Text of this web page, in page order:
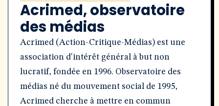
Acrimed, observatoire
des médias
Acrimed (Action-Critique-Médias) est une
association d'intérêt général à but non
lucratif, fondée en 1996. Observatoire des
médias né du mouvement social de 1995,
Acrimed cherche à mettre en commun